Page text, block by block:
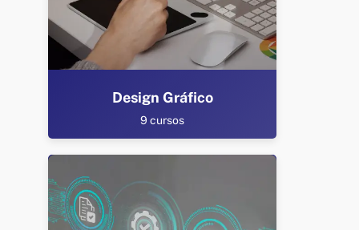
Design Gráfico
9 cursos